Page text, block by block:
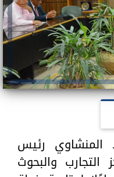
المنشاوي رئيس
والبحوث